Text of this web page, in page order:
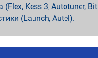
(Flex, Kess 3, Autotuner,
(Launch, Autel).